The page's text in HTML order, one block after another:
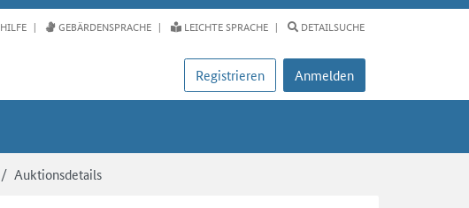
HILFE GEBÄRDENSPRACHE LEICHTE SPRACHE DETAILSUCHE
Registrieren Anmelden
Auktionsdetails